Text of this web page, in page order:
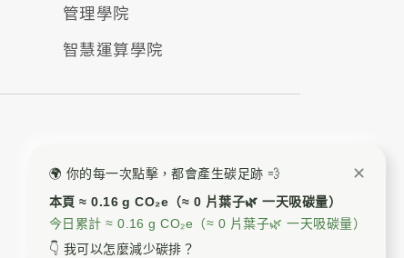
🌍 你的每一次點擊，都會產生碳足跡 💨 ✕
本頁 ≈ 0.16 g CO₂e（≈ 0 片葉子🌿 一天吸碳量）
今日累計 ≈ 0.16 g CO₂e（≈ 0 片葉子🌿 一天吸碳量）
👇 我可以怎麼減少碳排？
管理學院
智慧運算學院